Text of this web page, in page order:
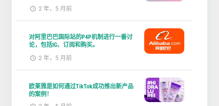
2 年，5 月前
对阿里巴巴国际站的P4P机制进行一番讨
论，包括IG、订阅和购买。
2 年，5 月前
欧莱雅是如何通过TikTok成功推出新产品
的案例！